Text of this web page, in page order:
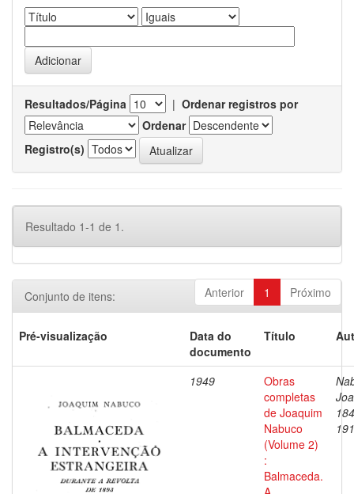
Resultados/Página | Ordenar registros por
Ordenar
Registro(s)
Resultado 1-1 de 1.
Anterior 1 Próximo
Conjunto de itens:
Pré-visualização
Data do
documento
Título
1949
Obras
completas
de Joaquim
Nabuco
(Volume 2)
:
Balmaceda.